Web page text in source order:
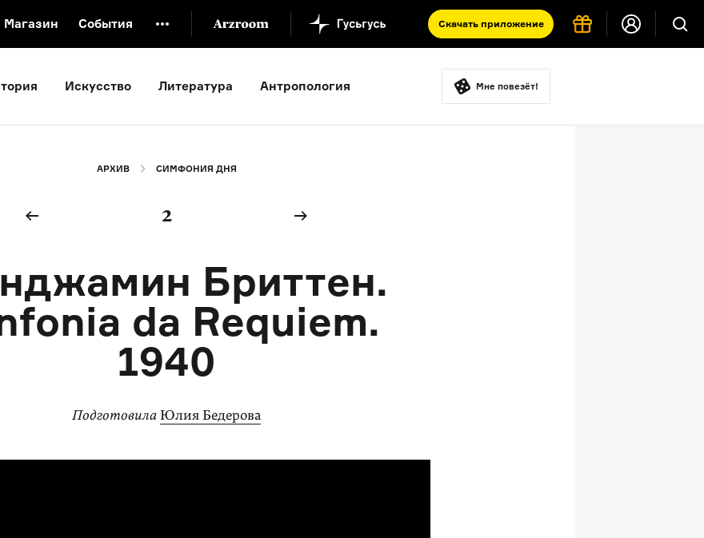
Магазин События Скачать приложение
Русский язык от «гой еси» до «лол кек»
Что такое античность
Искусство Литература Антропология Мне повезёт!
АРХИВ СИМФОНИЯ ДНЯ
2
Бриттен.
da Requiem.
1940
ПодготовилаЮлия Бедерова